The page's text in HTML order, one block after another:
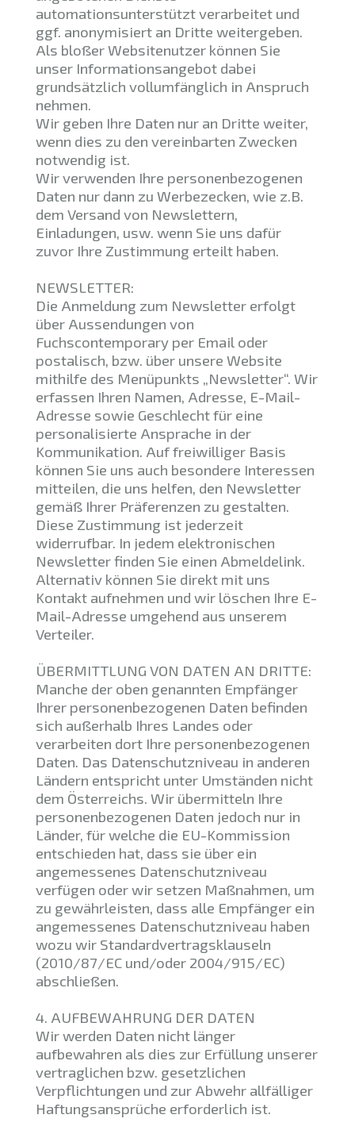
automationsunterstützt verarbeitet und
ggf. anonymisiert an Dritte weitergeben.
Als bloßer Websitenutzer können Sie
unser Informationsangebot dabei
grundsätzlich vollumfänglich in Anspruch
nehmen.
Wir geben Ihre Daten nur an Dritte weiter,
wenn dies zu den vereinbarten Zwecken
notwendig ist.
Wir verwenden Ihre personenbezogenen
Daten nur dann zu Werbezecken, wie z.B.
dem Versand von Newslettern,
Einladungen, usw. wenn Sie uns dafür
zuvor Ihre Zustimmung erteilt haben.
NEWSLETTER:
Die Anmeldung zum Newsletter erfolgt
über Aussendungen von
Fuchscontemporary per Email oder
postalisch, bzw. über unsere Website
mithilfe des Menüpunkts „Newsletter“. Wir
erfassen Ihren Namen, Adresse, E-Mail-
Adresse sowie Geschlecht für eine
personalisierte Ansprache in der
Kommunikation. Auf freiwilliger Basis
können Sie uns auch besondere Interessen
mitteilen, die uns helfen, den Newsletter
gemäß Ihrer Präferenzen zu gestalten.
Diese Zustimmung ist jederzeit
widerrufbar. In jedem elektronischen
Newsletter finden Sie einen Abmeldelink.
Alternativ können Sie direkt mit uns
Kontakt aufnehmen und wir löschen Ihre E-
Mail-Adresse umgehend aus unserem
Verteiler.
ÜBERMITTLUNG VON DATEN AN DRITTE:
Manche der oben genannten Empfänger
Ihrer personenbezogenen Daten befinden
sich außerhalb Ihres Landes oder
verarbeiten dort Ihre personenbezogenen
Daten. Das Datenschutzniveau in anderen
Ländern entspricht unter Umständen nicht
dem Österreichs. Wir übermitteln Ihre
personenbezogenen Daten jedoch nur in
Länder, für welche die EU-Kommission
entschieden hat, dass sie über ein
angemessenes Datenschutzniveau
verfügen oder wir setzen Maßnahmen, um
zu gewährleisten, dass alle Empfänger ein
angemessenes Datenschutzniveau haben
wozu wir Standardvertragsklauseln
(2010/87/EC und/oder 2004/915/EC)
abschließen.
4. AUFBEWAHRUNG DER DATEN
Wir werden Daten nicht länger
aufbewahren als dies zur Erfüllung unserer
vertraglichen bzw. gesetzlichen
Verpflichtungen und zur Abwehr allfälliger
Haftungsansprüche erforderlich ist.